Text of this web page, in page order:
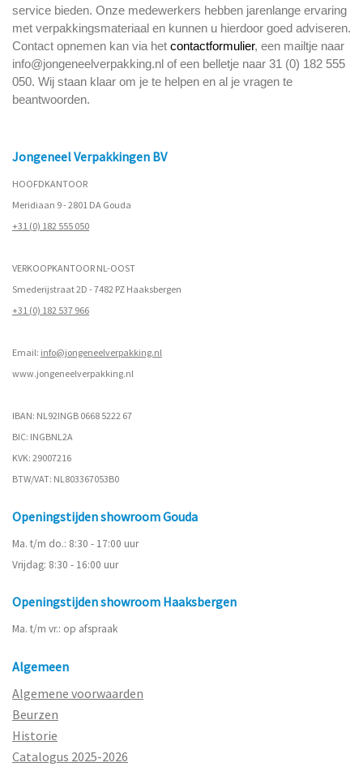
service bieden. Onze medewerkers hebben jarenlange ervaring
met verpakkingsmateriaal en kunnen u hierdoor goed adviseren.
Contact opnemen kan via het contactformulier, een mailtje naar
info@jongeneelverpakking.nl of een belletje naar 31 (0) 182 555
050. Wij staan klaar om je te helpen en al je vragen te
beantwoorden.
Jongeneel Verpakkingen BV
HOOFDKANTOOR
Meridiaan 9 - 2801 DA Gouda
+31 (0) 182 555 050
VERKOOPKANTOOR NL-OOST
Smederijstraat 2D - 7482 PZ Haaksbergen
+31 (0) 182 537 966
Email: info@jongeneelverpakking.nl
www.jongeneelverpakking.nl
IBAN: NL92INGB 0668 5222 67
BIC: INGBNL2A
KVK: 29007216
BTW/VAT: NL803367053B0
Openingstijden showroom Gouda
Ma. t/m do.: 8:30 - 17:00 uur
Vrijdag: 8:30 - 16:00 uur
Openingstijden showroom Haaksbergen
Ma. t/m vr.: op afspraak
Algemeen
Algemene voorwaarden
Beurzen
Historie
Catalogus 2025-2026